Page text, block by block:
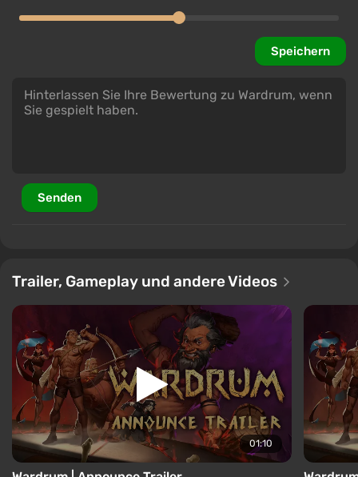
Speichern
Senden
Trailer, Gameplay und andere Videos
01:10